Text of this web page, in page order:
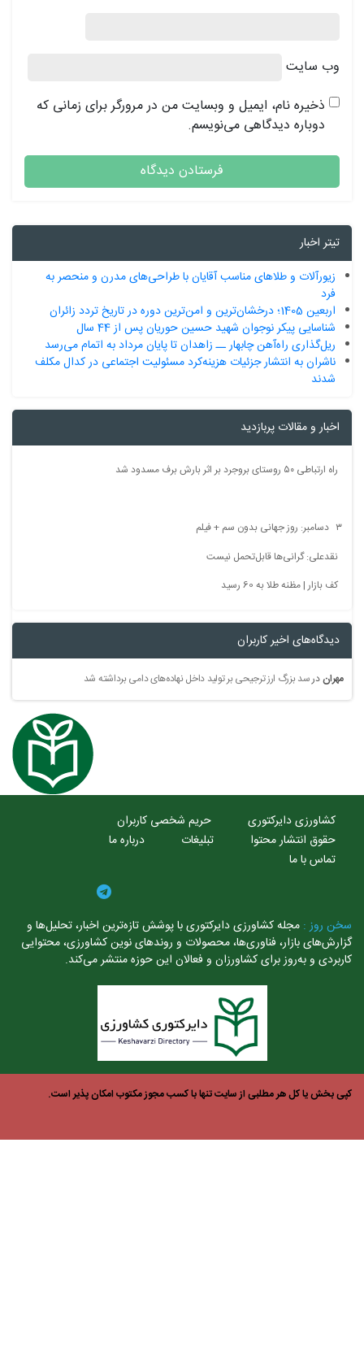
سایت
ذخیره نام، ایمیل و وبسایت من در مرورگر برای زمانی که
دوباره دیدگاهی می‌نویسم.
اخبار
زیورآلات و طلاهای مناسب آقایان با طراحی‌های مدرن و منحصر به
اربعین 1405؛ درخشان‌ترین و امن‌ترین دوره در تاریخ تردد زائران
شناسایی پیکر نوجوان شهید حسین حوریان پس از 44 سال
ریل‌گذاری راه‌آهن چابهار ــ زاهدان تا پایان مرداد به اتمام می‌رسد
ناشران به انتشار جزئیات هزینه‌کرد مسئولیت اجتماعی در کدال مکلف
و مقالات پربازدید
راه ارتباطی ۵۰ روستای بروجرد بر اثر بارش برف مسدود شد
نقدعلی: گرانی‌ها قابل‌تحمل نیست
کف بازار | مظنه طلا به 60 رسید
اخیر کاربران
درسد بزرگ ارز ترجیحی بر تولید داخل نهاده‌های دامی برداشته شد
کشاورزی دایرکتوری
حریم شخصی کاربران
حقوق انتشار محتوا
تبلیغات
درباره ما
تماس با ما
روز : مجله کشاورزی دایرکتوری با پوشش تازه‌ترین اخبار، تحلیل‌ها و
بازار، فناوری‌ها، محصولات و روندهای نوین کشاورزی، محتوایی
و به‌روز برای کشاورزان و فعالان این حوزه منتشر می‌کند.
بخش یا کل هر مطلبی از سایت تنها با کسب مجوز مکتوب امکان پذیر است.